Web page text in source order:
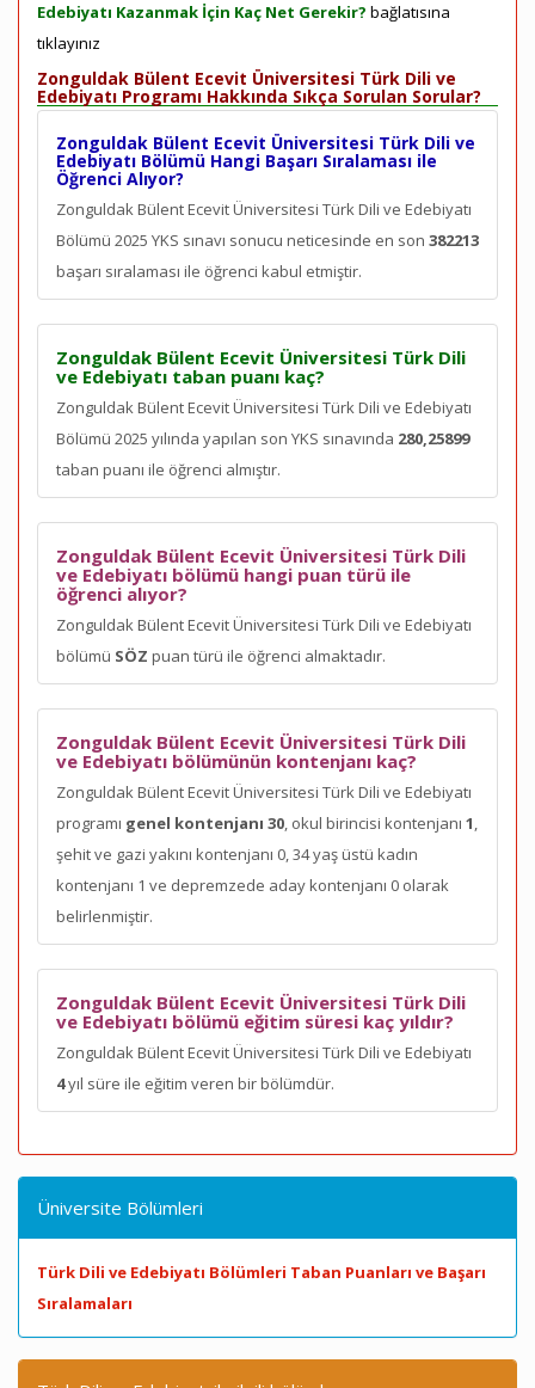
Edebiyatı Kazanmak İçin Kaç Net Gerekir? bağlatısına
tıklayınız
Zonguldak Bülent Ecevit Üniversitesi Türk Dili ve
Edebiyatı Programı Hakkında Sıkça Sorulan Sorular?
Zonguldak Bülent Ecevit Üniversitesi Türk Dili ve
Edebiyatı Bölümü Hangi Başarı Sıralaması ile
Öğrenci Alıyor?
Zonguldak Bülent Ecevit Üniversitesi Türk Dili ve Edebiyatı
Bölümü 2025 YKS sınavı sonucu neticesinde en son 382213
başarı sıralaması ile öğrenci kabul etmiştir.
Zonguldak Bülent Ecevit Üniversitesi Türk Dili
ve Edebiyatı taban puanı kaç?
Zonguldak Bülent Ecevit Üniversitesi Türk Dili ve Edebiyatı
Bölümü 2025 yılında yapılan son YKS sınavında 280,25899
taban puanı ile öğrenci almıştır.
Zonguldak Bülent Ecevit Üniversitesi Türk Dili
ve Edebiyatı bölümü hangi puan türü ile
öğrenci alıyor?
Zonguldak Bülent Ecevit Üniversitesi Türk Dili ve Edebiyatı
bölümü SÖZ puan türü ile öğrenci almaktadır.
Zonguldak Bülent Ecevit Üniversitesi Türk Dili
ve Edebiyatı bölümünün kontenjanı kaç?
Zonguldak Bülent Ecevit Üniversitesi Türk Dili ve Edebiyatı
programı genel kontenjanı 30, okul birincisi kontenjanı 1,
şehit ve gazi yakını kontenjanı 0, 34 yaş üstü kadın
kontenjanı 1 ve depremzede aday kontenjanı 0 olarak
belirlenmiştir.
Zonguldak Bülent Ecevit Üniversitesi Türk Dili
ve Edebiyatı bölümü eğitim süresi kaç yıldır?
Zonguldak Bülent Ecevit Üniversitesi Türk Dili ve Edebiyatı
4yıl süre ile eğitim veren bir bölümdür.
Üniversite Bölümleri
Türk Dili ve Edebiyatı Bölümleri Taban Puanları ve Başarı
Sıralamaları